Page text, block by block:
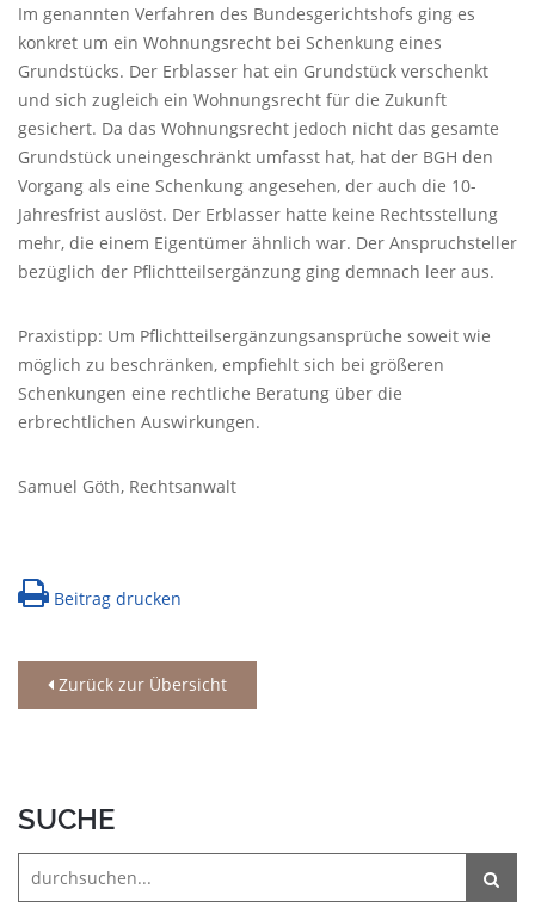
Im genannten Verfahren des Bundesgerichtshofs ging es
konkret um ein Wohnungsrecht bei Schenkung eines
Grundstücks. Der Erblasser hat ein Grundstück verschenkt
und sich zugleich ein Wohnungsrecht für die Zukunft
gesichert. Da das Wohnungsrecht jedoch nicht das gesamte
Grundstück uneingeschränkt umfasst hat, hat der BGH den
Vorgang als eine Schenkung angesehen, der auch die 10-
Jahresfrist auslöst. Der Erblasser hatte keine Rechtsstellung
mehr, die einem Eigentümer ähnlich war. Der Anspruchsteller
bezüglich der Pflichtteilsergänzung ging demnach leer aus.
Praxistipp: Um Pflichtteilsergänzungsansprüche soweit wie
möglich zu beschränken, empfiehlt sich bei größeren
Schenkungen eine rechtliche Beratung über die
erbrechtlichen Auswirkungen.
Samuel Göth, Rechtsanwalt
Beitrag drucken
Zurück zur Übersicht
SUCHE